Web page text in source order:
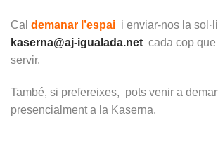
Cal demanar l’espai i enviar-nos la
kaserna@aj-igualada.net cada cop
servir.
També, si prefereixes, pots venir a
presencialment a la Kaserna.